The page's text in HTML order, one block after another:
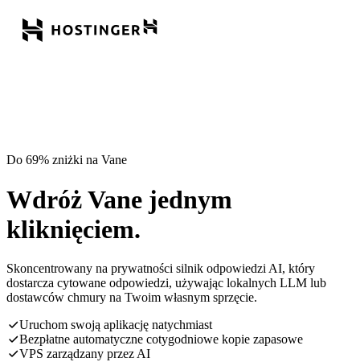
Do 69% zniżki na Vane
Wdróż Vane jednym
kliknięciem.
Skoncentrowany na prywatności silnik odpowiedzi AI, który
dostarcza cytowane odpowiedzi, używając lokalnych LLM lub
dostawców chmury na Twoim własnym sprzęcie.
Uruchom swoją aplikację natychmiast
Bezpłatne automatyczne cotygodniowe kopie zapasowe
VPS zarządzany przez AI